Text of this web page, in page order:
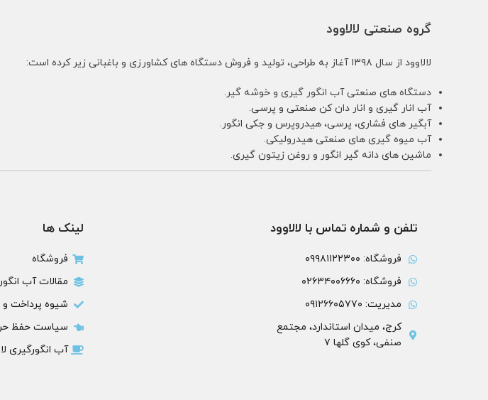
گروه صنعتی لالاوود
لالاوود از سال ۱۳۹۸ آغاز به طراحی، تولید و فروش دستگاه های کشاورزی و باغبانی زیر کرده است:
دستگاه های صنعتی آب انگور گیری و خوشه گیر.
آب انار گیری و انار دان کن صنعتی و پرسی.
آبگیر های فشاری، پرسی، هیدروپرس و جکی انگور.
آب میوه گیری های صنعتی هیدرولیکی.
ماشین های دانه گیر انگور و روغن زیتون گیری.
تلفن و شماره تماس با لالاوود
فروشگاه: ۰۹۹۸۱۱۲۲۳۰۰
فروشگاه: ۰۲۶۳۴۰۰۶۶۶۰
مدیریت: ۰۹۱۲۶۶۰۵۷۷۰
کرج، میدان استاندارد، مجتمع
صنفی، کوی گلها ۷
لینک ها
فروشگاه
مقالات آب
شیوه پرداخت و
سیاست حفظ
آب انگورگیری